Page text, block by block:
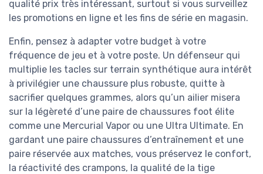
qualité prix très intéressant, surtout si vous surveillez
les promotions en ligne et les fins de série en magasin.
Enfin, pensez à adapter votre budget à votre
fréquence de jeu et à votre poste. Un défenseur qui
multiplie les tacles sur terrain synthétique aura intérêt
à privilégier une chaussure plus robuste, quitte à
sacrifier quelques grammes, alors qu’un ailier misera
sur la légèreté d’une paire de chaussures foot élite
comme une Mercurial Vapor ou une Ultra Ultimate. En
gardant une paire chaussures d’entraînement et une
paire réservée aux matches, vous préservez le confort,
la réactivité des crampons, la qualité de la tige